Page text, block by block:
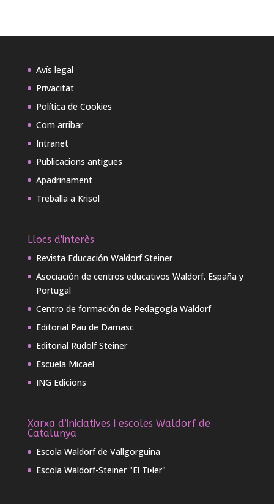
Avís legal
Privacitat
Política de Cookies
Com arribar
Intranet
Publicacions antigues
Apadrinament
Treballa a Krisol
Llocs d'interès
Revista Educación Waldorf Steiner
Asociación de centros educativos Waldorf. España y
Portugal
Centro de formación de Pedagogía Waldorf
Editorial Pau de Damasc
Editorial Rudolf Steiner
Escuela Micael
ING Edicions
Xarxa d’iniciatives i escoles Waldorf de
Catalunya
Escola Waldorf de Vallgorguina
Escola Waldorf-Steiner "El Ti•ler"